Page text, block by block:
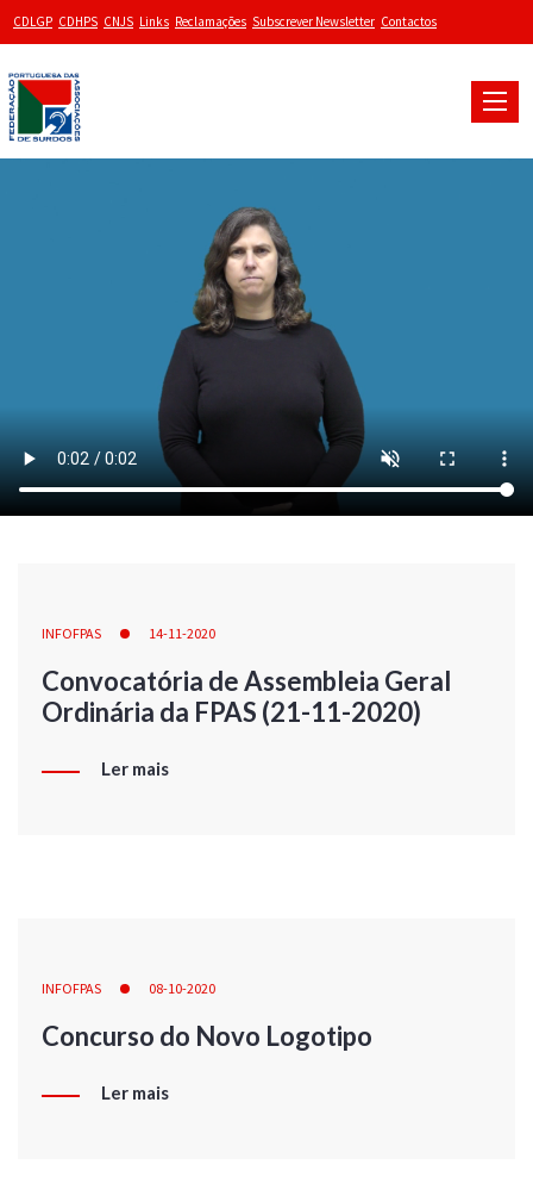
CDLGP CDHPS CNJS Links Reclamações Subscrever Newsletter Contactos
Toggle
INFOFPAS 14-11-2020
Convocatória de Assembleia Geral
Ordinária da FPAS (21-11-2020)
Ler mais
INFOFPAS 08-10-2020
Concurso do Novo Logotipo
Ler mais